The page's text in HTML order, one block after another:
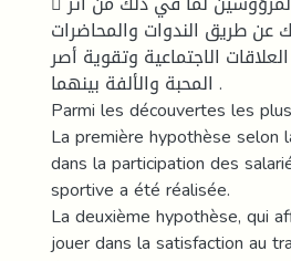
عن طريق الندوات والمحاضرات
الاجتماعية وتقوية أصر
المحبة والألفة بينهما .
Parmi les découvertes les
La première hypothèse selon
dans la participation des
sportive a été réalisée.
La deuxième hypothèse, qui
jouer dans la satisfaction au